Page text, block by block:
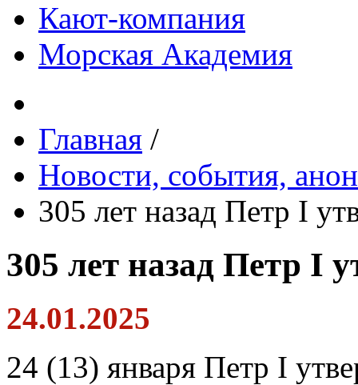
Кают-компания
Морская Академия
Главная /
Новости, события,
305 лет назад Петр I
305 лет назад Петр I
24.01.2025
24 (13) января Петр I